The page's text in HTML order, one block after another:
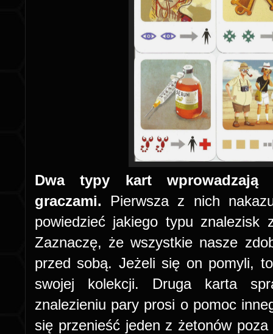
Dwa typy kart wprowadzają
graczami. Pierwsza z nich
powiedzieć jakiego typu znalezisk
Zaznaczę, że wszystkie nasze
przed sobą. Jeżeli się on pomyli,
swojej kolekcji. Druga karta
znalezieniu pary prosi o pomoc
się przenieść jeden z żetonów